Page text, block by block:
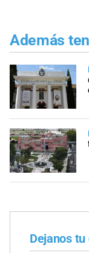
Además
Dejanos